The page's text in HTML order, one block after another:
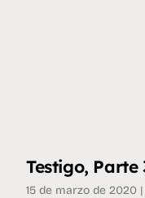
Testigo, Parte
15 de marzo de 2020